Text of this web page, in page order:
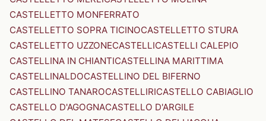
CASTELLETTO MONFERRATO
CASTELLETTO SOPRA TICINOCASTELLETTO STURA
CASTELLETTO UZZONECASTELLICASTELLI CALEPIO
CASTELLINA IN CHIANTICASTELLINA MARITTIMA
CASTELLINALDOCASTELLINO DEL BIFERNO
CASTELLINO TANAROCASTELLIRICASTELLO CABIAGLIO
CASTELLO D'AGOGNACASTELLO D'ARGILE